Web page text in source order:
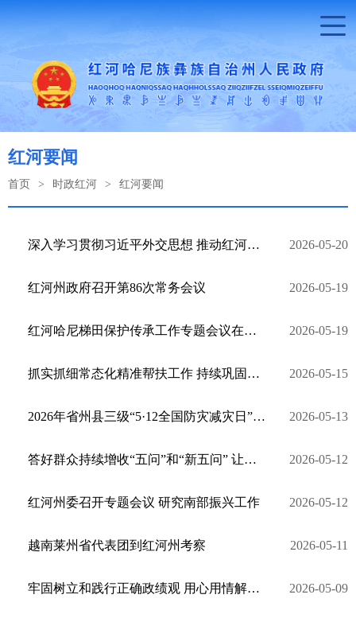
红河要闻
首页 > 时政红河 > 红河要闻
深入学习贯彻习近平外交思想 推动红河州对外开放迈上新台阶 2026-05-20
红河州政府召开第86次常务会议 2026-05-19
红河哈尼梯田保护传承工作专题会议在元阳县召开 2026-05-19
抓实抓细常态化精准帮扶工作 持续巩固拓展脱贫攻坚成果 2026-05-15
2026年省州县三级“5·12全国防灾减灾日”暨集中宣传咨询日活动在建水举行 2026-05-13
答好群众持续增收“五问”和“新五问” 让红河州群众的腰包更鼓底气更足生活更好 2026-05-12
红河州委召开专题会议 研究南部振兴工作 2026-05-12
越南莱州省代表团到红河州考察 2026-05-11
牢固树立和践行正确政绩观 用心用情解决群众急难愁盼 2026-05-09